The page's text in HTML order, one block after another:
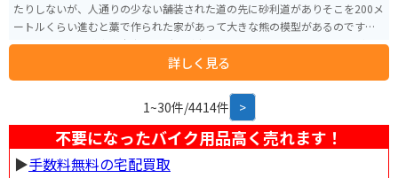
たりしないが、人通りの少ない舗装された道の先に砂利道がありそこを200メ
ートルくらい進むと藁で作られた家があって大きな熊の模型があるのですぐ
にわかる。行く道中、本当にヒグマが出るのではないかとドキドキしながら
行くので夜や朝方は行かない方がいい。藁の家の中には資料やスタンプメッ
セージを綴るノートが置いてあります。
詳しく見る
1~30件/4414件 >
不要になったバイク用品高く売れます！
▶︎手数料無料の宅配買取